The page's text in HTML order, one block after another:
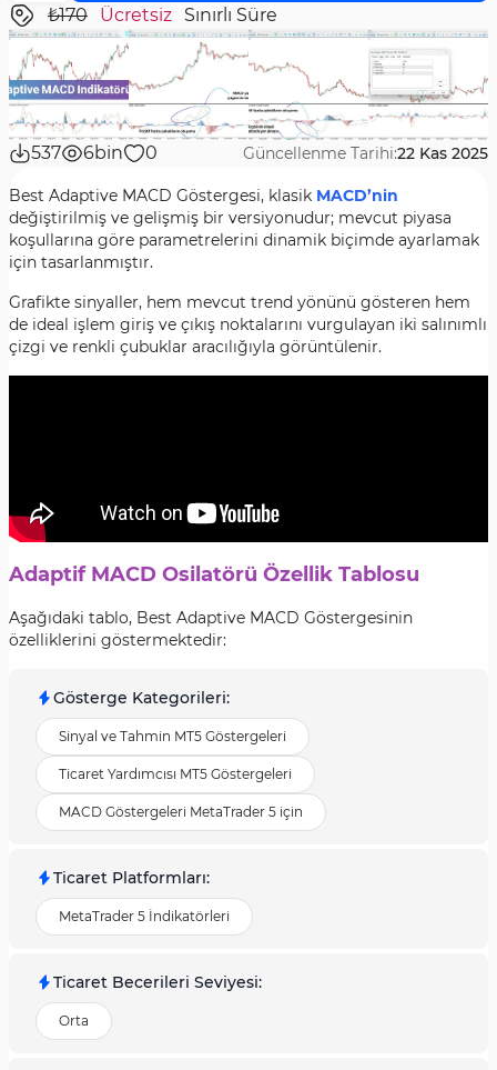
₺170 Ücretsiz Sınırlı Süre
537 6bin 0 Güncellenme Tarihi:22 Kas 2025
Best Adaptive MACD Göstergesi, klasik MACD’nin
değiştirilmiş ve gelişmiş bir versiyonudur; mevcut piyasa
koşullarına göre parametrelerini dinamik biçimde ayarlamak
için tasarlanmıştır.
Grafikte sinyaller, hem mevcut trend yönünü gösteren hem
de ideal işlem giriş ve çıkış noktalarını vurgulayan iki salınımlı
çizgi ve renkli çubuklar aracılığıyla görüntülenir.
Adaptif MACD Osilatörü Özellik Tablosu
Aşağıdaki tablo, Best Adaptive MACD Göstergesinin
özelliklerini göstermektedir:
Gösterge Kategorileri:
Sinyal ve Tahmin MT5 Göstergeleri
Ticaret Yardımcısı MT5 Göstergeleri
MACD Göstergeleri MetaTrader 5 için
Ticaret Platformları:
MetaTrader 5 İndikatörleri
Ticaret Becerileri Seviyesi:
Orta